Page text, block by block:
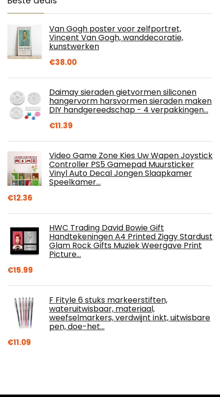
Van Gogh poster voor zelfportret,
Vincent Van Gogh, wanddecoratie,
kunstwerken
€38.00
Daimay sieraden gietvormen siliconen
hangervorm harsvormen sieraden maken
DIY handgereedschap - 4 verpakkingen…
€11.39
Video Game Zone Kies Uw Wapen Joystick
Controller PS5 Gamepad Muursticker
Vinyl Auto Decal Jongen Slaapkamer
Speelkamer…
€12.36
HWC Trading David Bowie Gift
Handtekeningen A4 Printed Ziggy Stardust
Glam Rock Gifts Muziek Weergave Print
Picture…
€15.99
F Fityle 6 stuks markeerstiften,
wateruitwisbaar, materiaal,
weefselmarkers, verdwijnt inkt, uitwisbare
pen, doe-het…
€11.09